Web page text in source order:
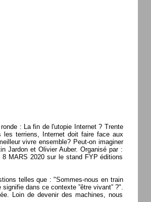
: La fin de l'utopie Internet ? Trente
terriens, Internet doit faire face aux
vivre ensemble? Peut-on imaginer
Jardon et Olivier Auber. Organisé par :
MARS 2020 sur le stand FYP éditions
telles que : "Sommes-nous en train
dans ce contexte ”être vivant” ?".
Loin de devenir des machines, nous